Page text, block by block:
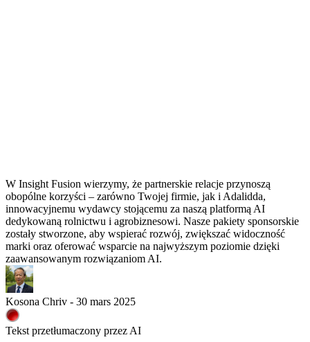
W Insight Fusion wierzymy, że partnerskie relacje przynoszą
obopólne korzyści – zarówno Twojej firmie, jak i Adalidda,
innowacyjnemu wydawcy stojącemu za naszą platformą AI
dedykowaną rolnictwu i agrobiznesowi. Nasze pakiety sponsorskie
zostały stworzone, aby wspierać rozwój, zwiększać widoczność
marki oraz oferować wsparcie na najwyższym poziomie dzięki
zaawansowanym rozwiązaniom AI.
Kosona Chriv - 30 mars 2025
Tekst przetłumaczony przez AI